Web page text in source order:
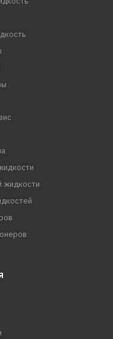
исходя из
жидкости